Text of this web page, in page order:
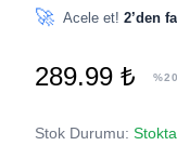
🚀 Acele et! 2’den
289.99 ₺
Stok Durumu: Stokta